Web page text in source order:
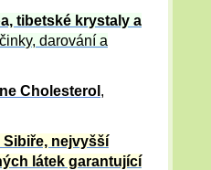
tibetské krystaly a
darování a
ne Cholesterol ,
Sibiře, nejvyšší
látek garantující